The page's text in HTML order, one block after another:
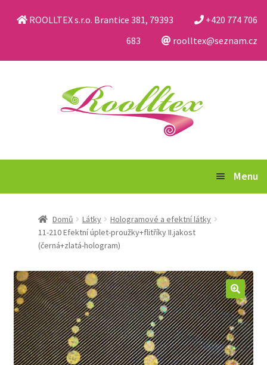
ROOLLTEX s.r.o. Brantice 381, 79393
+420 774 706
683
roolltex@seznam.cz
Menu
Obchodní podmínky a reklamační řád
Jak nakupovat
Aktuality
Kontakt
Domů Látky
Hologramové a efektní látky
11-210 Efektní úplet-proužky+flitříky II.jakost
(černá+zlatá-hologram)